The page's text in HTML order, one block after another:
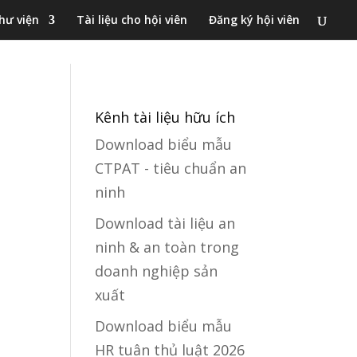
viện Tài liệu cho hội viên Đăng ký hội viên
Kênh tài liệu hữu ích
Download biểu mẫu
CTPAT - tiêu chuẩn an
ninh
Download tài liệu an
ninh & an toàn trong
doanh nghiệp sản
xuất
Download biểu mẫu
HR tuân thủ luật 2026